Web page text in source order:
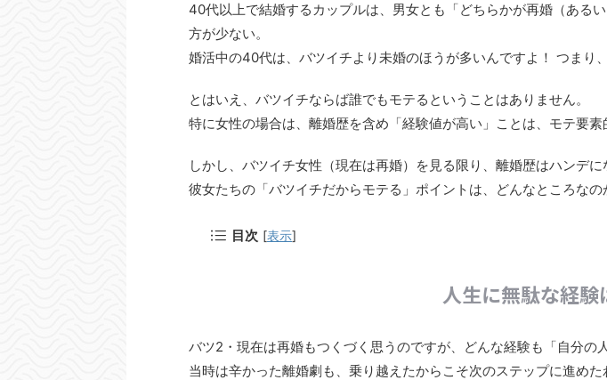
40代以上で結婚するカップルは、男女とも「どちらかが再婚（ある
方が少ない。
婚活中の40代は、バツイチより未婚のほうが多いんですよ！ つまり
とはいえ、バツイチならば誰でもモテるということはありません。
特に女性の場合は、離婚歴を含め「経験値が高い」ことは、モテ要素
しかし、バツイチ女性（現在は再婚）を見る限り、離婚歴はハンデ
彼女たちの「バツイチだからモテる」ポイントは、どんなところなの
目次 [表示]
人生に無駄な経験
バツ2・現在は再婚もつくづく思うのですが、どんな経験も「自分の
当時は辛かった離婚劇も、乗り越えたからこそ次のステップに進め